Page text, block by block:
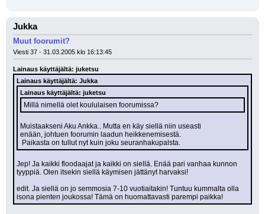
Jukka
Muut foorumit?
Viesti 37 - 31.03.2005 klo 16:13:45
Lainaus käyttäjältä: juketsu
Lainaus käyttäjältä: Jukka
Lainaus käyttäjältä: juketsu
Millä nimellä olet koululaisen foorumissa?
Muistaakseni Aku Ankka.. Mutta en käy siellä niin useasti
enään, johtuen foorumin laadun heikkenemisestä.
Paikasta on tullut nyt kuin joku seuranhakupalsta.
Jep! Ja kaikki floodaajat ja kaikki on siellä. Enää pari vanhaa kunnon
tyyppiä. Olen itsekin siellä käymisen jättänyt harvaksi!
edit. Ja siellä on jo semmosia 7-10 vuotiaitakin! Tuntuu kummalta olla
isona pienten joukossa! Tämä on huomattavasti parempi paikka!